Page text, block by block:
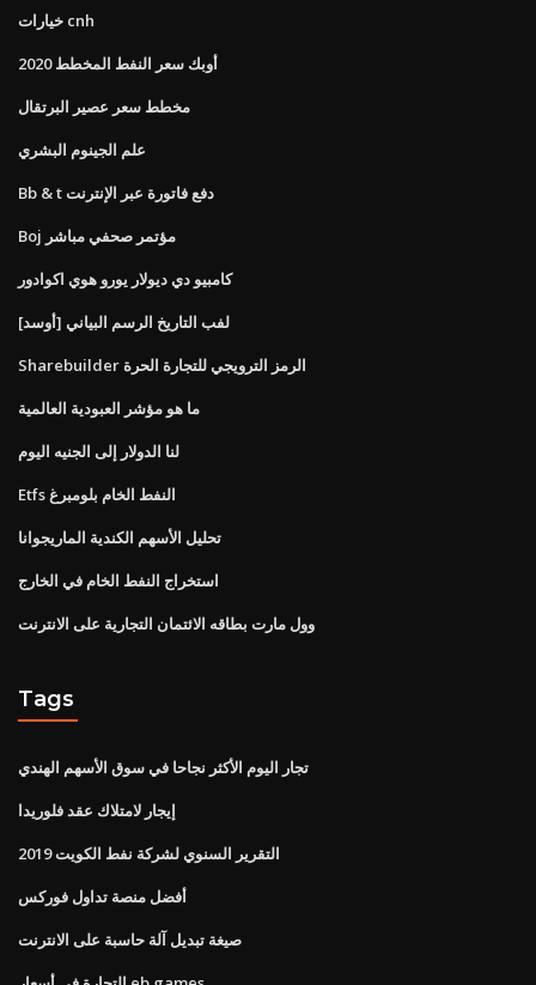
خيارات cnh
أوبك سعر النفط المخطط 2020
مخطط سعر عصير البرتقال
علم الجينوم البشري
Bb & t دفع فاتورة عبر الإنترنت
Boj مؤتمر صحفي مباشر
كامبيو دي ديولار يورو هوي اكوادور
[أوسد] لفب التاريخ الرسم البياني
Sharebuilder الرمز الترويجي للتجارة الحرة
ما هو مؤشر العبودية العالمية
لنا الدولار إلى الجنيه اليوم
Etfs النفط الخام بلومبرغ
تحليل الأسهم الكندية الماريجوانا
استخراج النفط الخام في الخارج
وول مارت بطاقه الائتمان التجارية على الانترنت
Tags
تجار اليوم الأكثر نجاحا في سوق الأسهم الهندي
إيجار لامتلاك عقد فلوريدا
التقرير السنوي لشركة نفط الكويت 2019
أفضل منصة تداول فوركس
صيغة تبديل آلة حاسبة على الانترنت